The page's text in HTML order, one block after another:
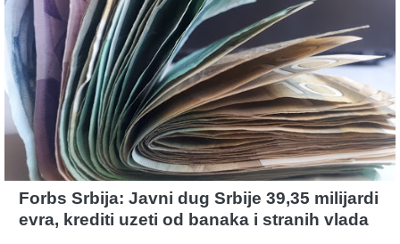
Forbs Srbija: Javni dug Srbije 39,35 milijardi
evra, krediti uzeti od banaka i stranih vlada